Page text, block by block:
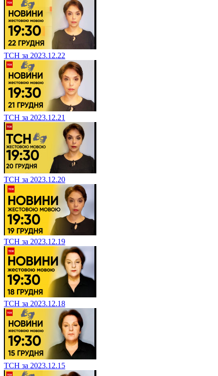
ТСН за 2023.12.22
ТСН за 2023.12.21
ТСН за 2023.12.20
ТСН за 2023.12.19
ТСН за 2023.12.18
ТСН за 2023.12.15